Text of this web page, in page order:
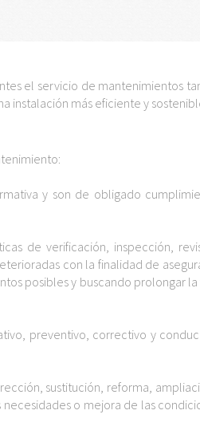
el servicio de mantenimientos
instalación más eficiente y
y son de obligado
de verificación, inspección,
con la finalidad de
posibles y buscando prolongar la
preventivo, correctivo y
sustitución, reforma,
o mejora de las